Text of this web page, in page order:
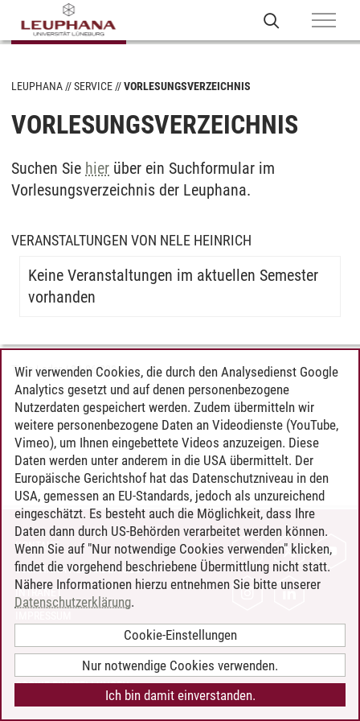
LEUPHANA SERVICE VORLESUNGSVERZEICHNIS
VORLESUNGSVERZEICHNIS
Suchen Sie hier über ein Suchformular im
Vorlesungsverzeichnis der Leuphana.
VERANSTALTUNGEN VON NELE HEINRICH
Keine Veranstaltungen im aktuellen Semester
vorhanden
Timo Leder/30.06.2024
KONTAKT
LEUPHANA ALS ARBEITGEBER
INTRANET
BARRIEREFREIHEIT
COOKIE-EINSTELLUNGEN
Wir verwenden Cookies, die durch den Analysedienst Google
Analytics gesetzt und auf denen personenbezogene
Nutzerdaten gespeichert werden. Zudem übermitteln wir
weitere personenbezogene Daten an Videodienste (YouTube,
Vimeo), um Ihnen eingebettete Videos anzuzeigen. Diese
Daten werden unter anderem in die USA übermittelt. Der
Europäische Gerichtshof hat das Datenschutzniveau in den
USA, gemessen an EU-Standards, jedoch als unzureichend
eingeschätzt. Es besteht auch die Möglichkeit, dass Ihre
Daten dann durch US-Behörden verarbeitet werden können.
Wenn Sie auf "Nur notwendige Cookies verwenden" klicken,
findet die vorgehend beschriebene Übermittlung nicht statt.
Nähere Informationen hierzu entnehmen Sie bitte unserer
Datenschutzerklärung.
Cookie-Einstellungen
Nur notwendige Cookies verwenden.
Ich bin damit einverstanden.